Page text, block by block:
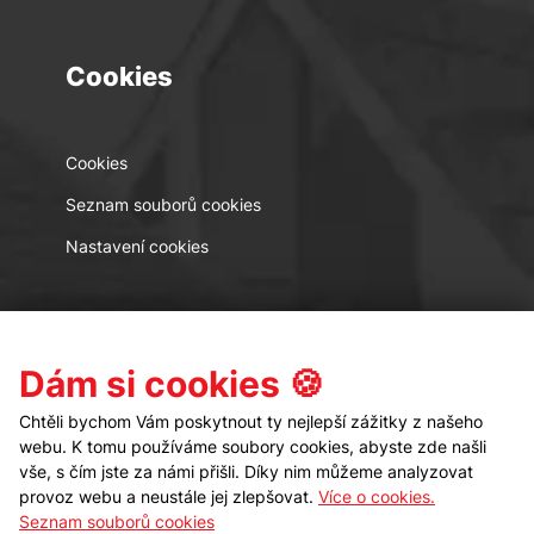
Cookies
Cookies
Seznam souborů cookies
Nastavení cookies
Kontakt Sledujte nás
Dám si cookies 🍪
Chtěli bychom Vám poskytnout ty nejlepší zážitky z našeho
webu. K tomu používáme soubory cookies, abyste zde našli
vše, s čím jste za námi přišli. Díky nim můžeme analyzovat
provoz webu a neustále jej zlepšovat. Více o cookies.
Seznam souborů cookies